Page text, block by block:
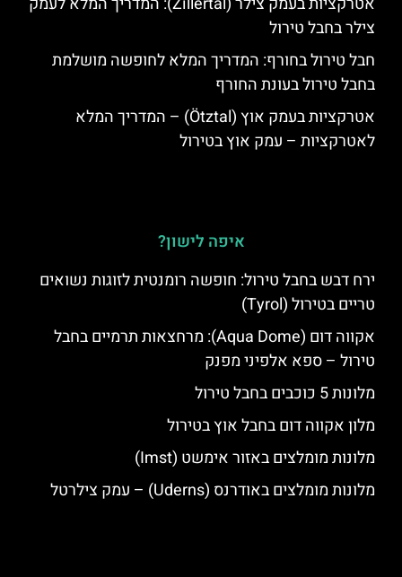
צילר בחבל טירול
חבל טירול בחורף: המדריך המלא לחופשה מושלמת
בחבל טירול בעונת החורף
אטרקציות בעמק אוץ (Ötztal) – המדריך המלא
לאטרקציות – עמק אוץ בטירול
איפה לישון?
ירח דבש בחבל טירול: חופשה רומנטית לזוגות נשואים
טריים בטירול (Tyrol)
אקווה דום (Aqua Dome): מרחצאות תרמיים בחבל
טירול – ספא אלפיני מפנק
מלונות 5 כוכבים בחבל טירול
מלון אקווה דום בחבל אוץ בטירול
מלונות מומלצים באזור אימשט (Imst)
מלונות מומלצים באודרנס (Uderns) – עמק צילרטל